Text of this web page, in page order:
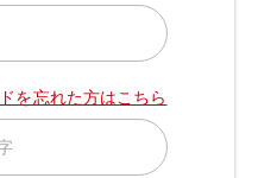
を忘れた方はこちら